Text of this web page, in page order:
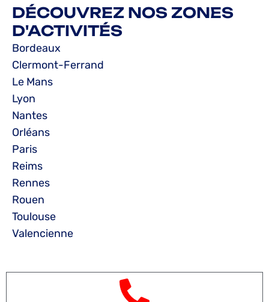
DÉCOUVREZ NOS ZONES
D'ACTIVITÉS
Bordeaux
Clermont-Ferrand
Le Mans
Lyon
Nantes
Orléans
Paris
Reims
Rennes
Rouen
Toulouse
Valencienne